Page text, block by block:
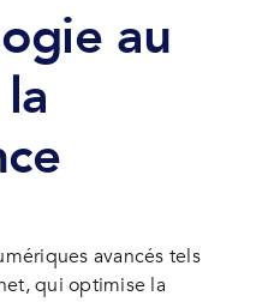
au
avancés tels
qui optimise la